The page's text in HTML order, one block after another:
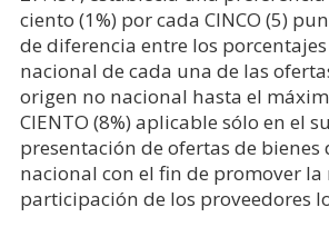
ciento (1%) por cada CINCO (5)
de diferencia entre los
nacional de cada una de las
origen no nacional hasta el
CIENTO (8%) aplicable sólo en el
presentación de ofertas de bienes
nacional con el fin de promover la
participación de los proveedores